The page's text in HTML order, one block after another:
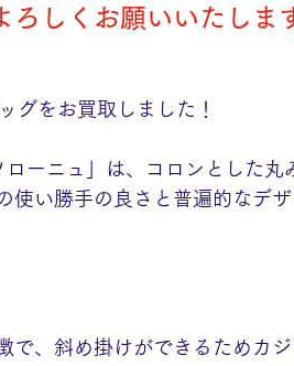
ろしくお願いいたし
グをお買取しました！
ーニュ」は、コロンとした丸
使い勝手の良さと普遍的なデ
で、斜め掛けができるためカ